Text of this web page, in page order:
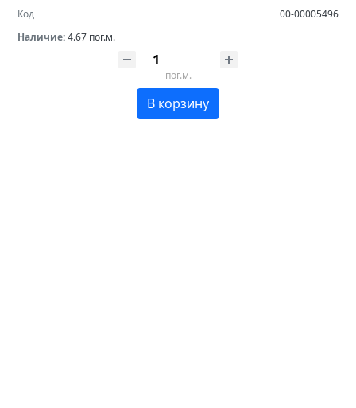
Код
00-00005496
Наличие:4.67 пог.м.
пог.м.
В корзину